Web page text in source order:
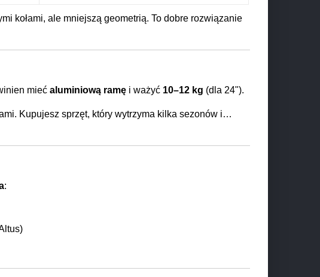
kołami, ale mniejszą geometrią. To dobre rozwiązanie
mieć aluminiową ramę i ważyć 10–12 kg (dla 24").
Kupujesz sprzęt, który wytrzyma kilka sezonów i…
: